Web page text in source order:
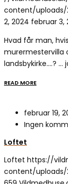
content/uploads/
2, 2024 februar 3,
Hvad får man,
murermestervilla
landsbykirke….? …
READ MORE
februar 19,
Ingen
Loftet
Loftet https://
content/uploads/